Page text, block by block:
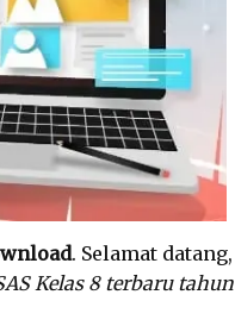
. Selamat datang,
Kelas 8 terbaru tahun